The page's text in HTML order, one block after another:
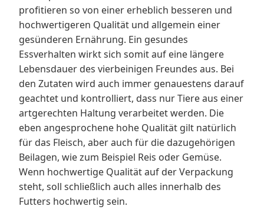
profitieren so von einer erheblich besseren und
hochwertigeren Qualität und allgemein einer
gesünderen Ernährung. Ein gesundes
Essverhalten wirkt sich somit auf eine längere
Lebensdauer des vierbeinigen Freundes aus. Bei
den Zutaten wird auch immer genauestens darauf
geachtet und kontrolliert, dass nur Tiere aus einer
artgerechten Haltung verarbeitet werden. Die
eben angesprochene hohe Qualität gilt natürlich
für das Fleisch, aber auch für die dazugehörigen
Beilagen, wie zum Beispiel Reis oder Gemüse.
Wenn hochwertige Qualität auf der Verpackung
steht, soll schließlich auch alles innerhalb des
Futters hochwertig sein.